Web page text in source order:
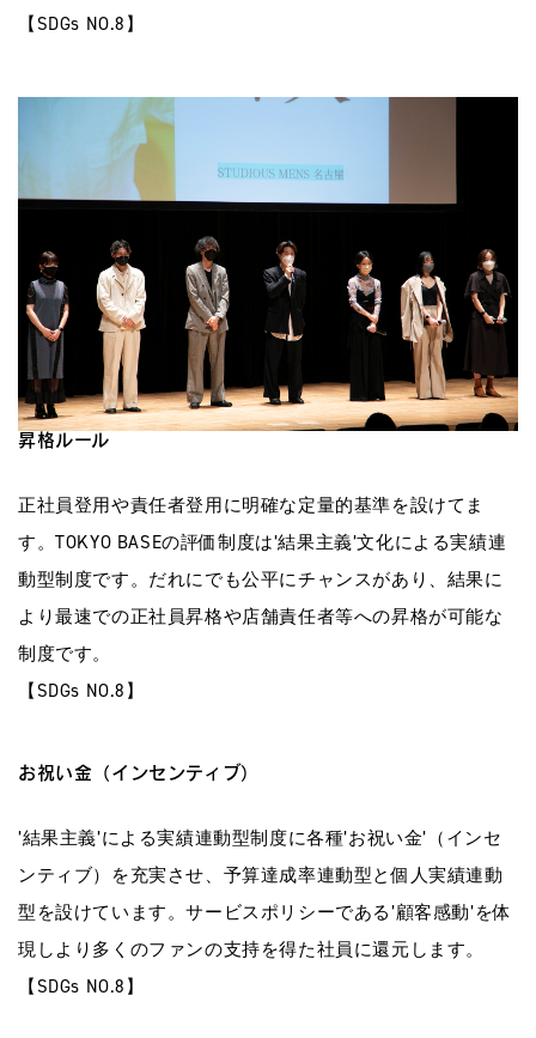
【SDGs NO.8】
昇格ルール
正社員登用や責任者登用に明確な定量的基準を設けてま
す。TOKYO BASEの評価制度は’結果主義’文化による実績連
動型制度です。だれにでも公平にチャンスがあり、結果に
より最速での正社員昇格や店舗責任者等への昇格が可能な
制度です。
【SDGs NO.8】
お祝い金（インセンティブ）
’結果主義’による実績連動型制度に各種’お祝い金’（インセ
ンティブ）を充実させ、予算達成率連動型と個人実績連動
型を設けています。サービスポリシーである’顧客感動’を体
現しより多くのファンの支持を得た社員に還元します。
【SDGs NO.8】